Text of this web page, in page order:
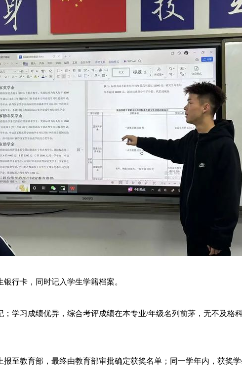
行卡，同时记入学生学籍档案。
学习成绩优异，综合考评成绩在本专业/年级名列前茅，无不及格
至教育部，最终由教育部审批确定获奖名单；同一学年内，获奖